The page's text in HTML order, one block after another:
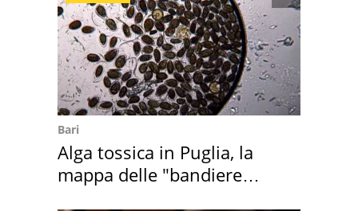
Bari
Alga tossica in Puglia, la
mappa delle "bandiere